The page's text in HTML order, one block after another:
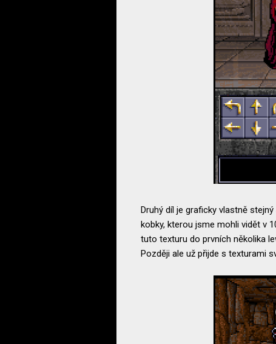
Druhý díl je graficky vlastně
kobky, kterou jsme mohli vidět v
tuto texturu do prvních několika
Později ale už přijde s texturami